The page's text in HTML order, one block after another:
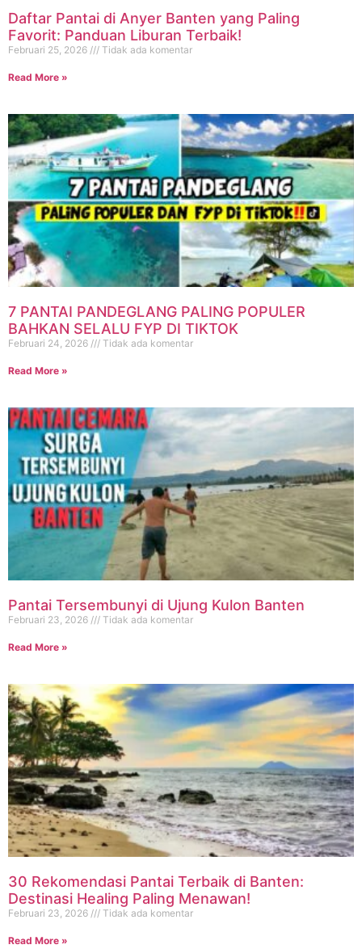
Daftar Pantai di Anyer Banten yang Paling
Favorit: Panduan Liburan Terbaik!
Februari 25, 2026 Tidak ada komentar
Read More »
7 PANTAI PANDEGLANG PALING POPULER
BAHKAN SELALU FYP DI TIKTOK
Februari 24, 2026 Tidak ada komentar
Read More »
Pantai Tersembunyi di Ujung Kulon Banten
Februari 23, 2026 Tidak ada komentar
Read More »
30 Rekomendasi Pantai Terbaik di Banten:
Destinasi Healing Paling Menawan!
Februari 23, 2026 Tidak ada komentar
Read More »